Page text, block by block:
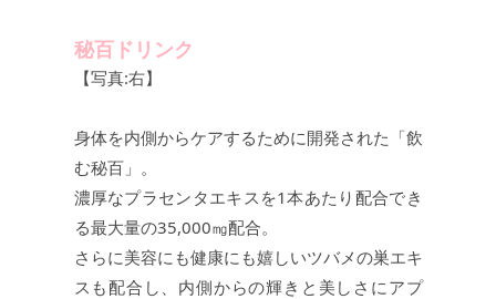
秘百ドリンク
【写真:右】
身体を内側からケアするために開発された「飲
む秘百」。
濃厚なプラセンタエキスを1本あたり配合でき
る最大量の35,000㎎配合。
さらに美容にも健康にも嬉しいツバメの巣エキ
スも配合し、内側からの輝きと美しさにアプ